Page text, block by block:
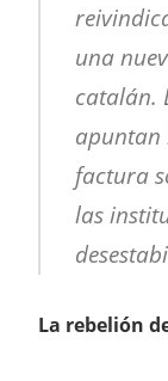
una
catalán.
apuntan
factura
las
La rebelión